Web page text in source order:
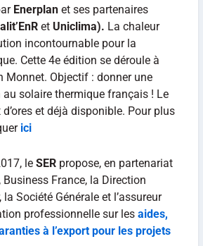
Enerplanet ses partenaires
et Uniclima). La chaleur
incontournable pour la
Cette 4e édition se déroule à
Monnet. Objectif : donner une
solaire thermique français ! Le
et déjà disponible. Pour plus
ici
le SERpropose, en partenariat
Business France, la Direction
la Société Générale et l’assureur
professionnelle sur les aides,
à l’export pour les projets